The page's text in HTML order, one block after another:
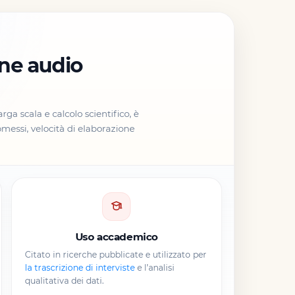
audio
scala e calcolo scientifico, è
velocità di elaborazione
Uso accademico
Citato in ricerche pubblicate e utilizzato per
la trascrizione di intervistee l’analisi
qualitativa dei dati.